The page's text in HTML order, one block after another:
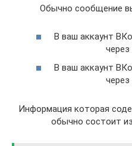
Обычно сообщение
В ваш аккаунт
В ваш аккаунт
через
Информация которая
обычно состоит